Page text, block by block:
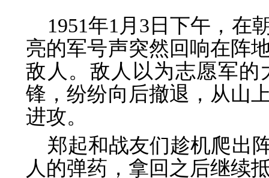
1951年1月3日下午，在
亮的军号声突然回响在阵
敌人。敌人以为志愿军
锋，纷纷向后撤退，从山
进攻。
郑起和战友们趁机爬出
人的弹药，拿回之后继续